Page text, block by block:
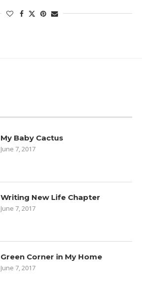
My Baby Cactus
June 7, 2017
Writing New Life Chapter
June 7, 2017
Green Corner in My Home
June 7, 2017